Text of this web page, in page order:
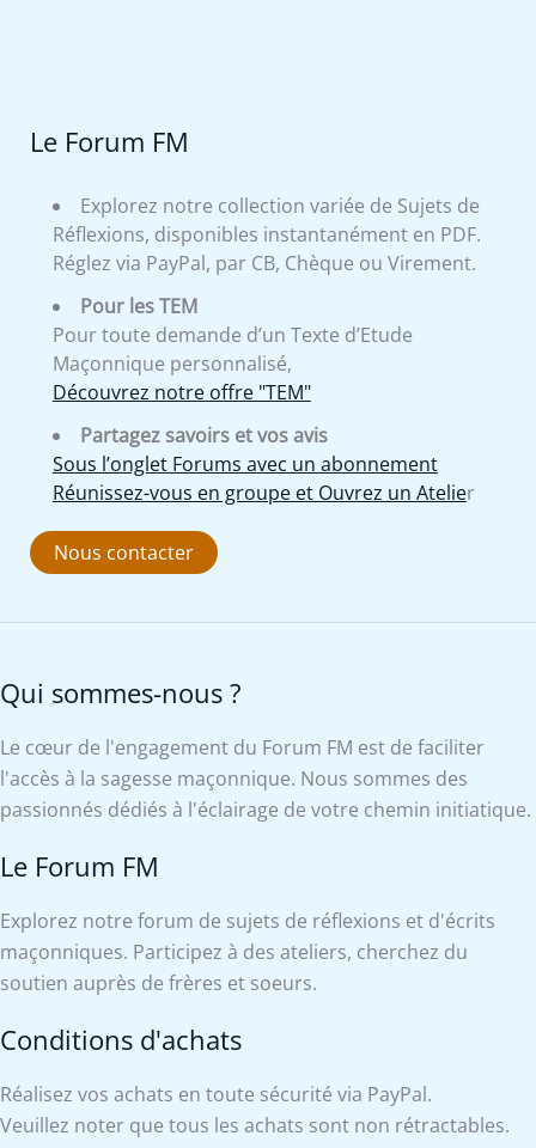
Le Forum FM
Explorez notre collection variée de Sujets de
Réflexions, disponibles instantanément en PDF.
Réglez via PayPal, par CB, Chèque ou Virement.
Pour les TEM
Pour toute demande d’un Texte d’Etude
Maçonnique personnalisé,
Découvrez notre offre "TEM"
Partagez savoirs et vos avis
Sous l’onglet Forums avec un abonnement
Réunissez-vous en groupe et Ouvrez un Atelier
Nous contacter
Qui sommes-nous ?
Le cœur de l'engagement du Forum FM est de faciliter
l'accès à la sagesse maçonnique. Nous sommes des
passionnés dédiés à l'éclairage de votre chemin initiatique.
Le Forum FM
Explorez notre forum de sujets de réflexions et d'écrits
maçonniques. Participez à des ateliers, cherchez du
soutien auprès de frères et soeurs.
Conditions d'achats
Réalisez vos achats en toute sécurité via PayPal.
Veuillez noter que tous les achats sont non rétractables.